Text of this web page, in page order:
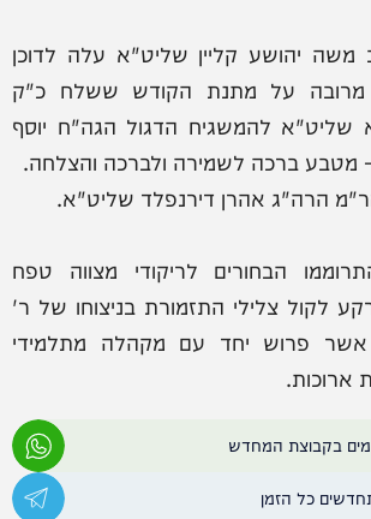
משה יהושע קליין שליט"א עלה לדוכן
מרובה על מתנת הקודש ששלח כ"ק
שליט"א להמשגיח הדגול הגה"ח יוסף
מטבע ברכה לשמירה ולברכה והצלחה.
הרה"ג אהרן דירנפלד שליט"א.
הבחורים לריקודי מצווה טפח
לקול צלילי התזמורת בניצוחו של ר'
אשר פרוש יחד עם מקהלה מתלמידי
ארוכות.
בקבוצת המחדש
כל הזמן